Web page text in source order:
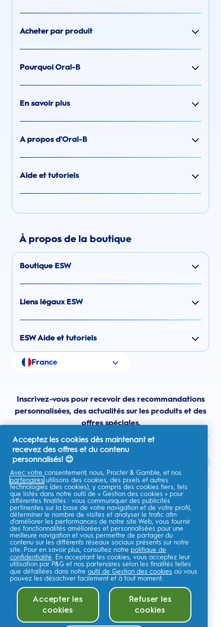
Acheter par produit
Pourquoi Oral-B
En savoir plus
A propos d'Oral-B
Aide et tutoriels
À propos de la boutique
Boutique ESW
Liens légaux ESW
ESW Aide et tutoriels
France
Inscrivez-vous pour recevoir des recommandations
personnalisées, des actualités sur les produits et des
offres spéciales.
France
Je consens à recevoir des communications personnalisées
concernant des offres, des actualités et d'autres initiatives
promotionnelles de la part d'Oral-B et d'autresmarques de P&G
mail et sur les canaux en ligne. Je peux medésinscrireà tout moment.
Procter & Gamble, le responsable du traitement des données, traitera
vos données personnelles pour vous permettre de vous inscrire sur ce
site, d'interagir avec ses services et, selon votre consentement, de vous
envoyer des communications commerciales pertinentes, y compris des
Pour plus d'informations sur le traitement de vos données et vos droits
en matière de confidentialité,lisez
ou consultez notrePolitique de
complète.
Vous avez au moins 18 ans et acceptez nosConditions générales
Acceptez les cookies dès maintenant et
recevez des offres et du contenu
personnalisés! 😊
Avec votre consentement, nous, Procter & Gamble, et nos
partenaires utilisons des cookies, des pixels et autres
technologies (des cookies), y compris des cookies tiers, tels
que listés dans notre outil de « Gestion des cookies » pour
différentes finalités : vous communiquer des publicités
pertinentes sur la base de votre navigation et de votre profil,
déterminer le nombre de visites et analyser le trafic afin
d’améliorer les performances de notre site Web, vous fournir
des fonctionnalités améliorées et personnalisées pour une
meilleure navigation et vous permettre de partager du
contenu sur les différents réseaux sociaux présents sur notre
site. Pour en savoir plus, consultez notre politique de
confidentialité. En acceptant les cookies, vous acceptez leur
utilisation par P&G et nos partenaires selon les finalités telles
que détaillées dans notre outil de Gestion des cookies où vous
pouvez les désactiver facilement et à tout moment.
Accepter les
cookies
Refuser les
cookies